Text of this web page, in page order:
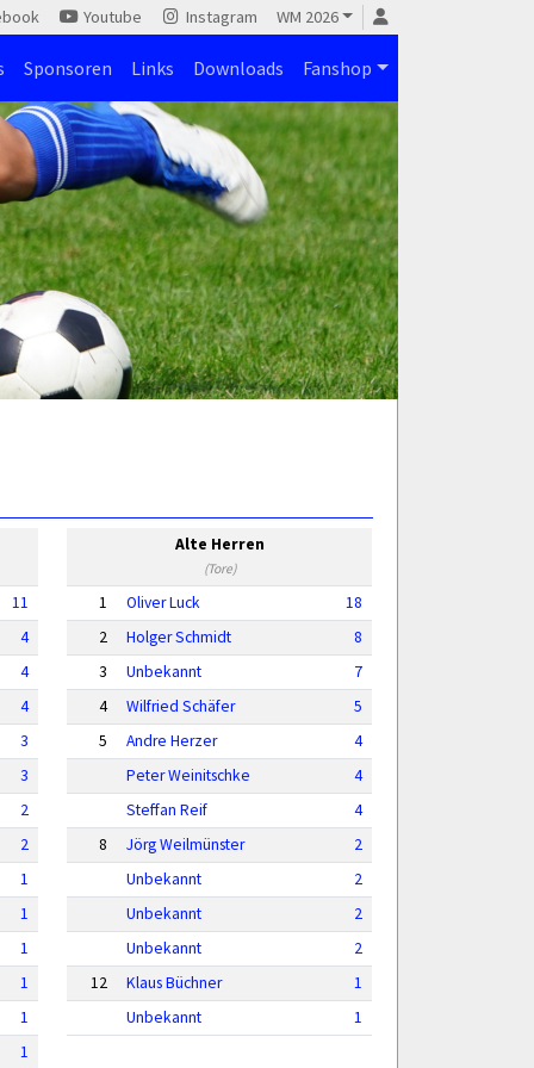
Youtube Instagram WM 2026
Sponsoren Links Downloads Fanshop
11
4
4
4
3
3
2
2
1
1
1
1
1
1
Alte Herren
(Tore)
1 Oliver Luck
18
2
Holger Schmidt
8
3
Unbekannt
7
4
Wilfried Schäfer
5
5
Andre Herzer
4
Peter Weinitschke
4
Steffan Reif
4
8
Jörg Weilmünster
2
Unbekannt
2
Unbekannt
2
Unbekannt
2
12
Klaus Büchner
1
Unbekannt
1